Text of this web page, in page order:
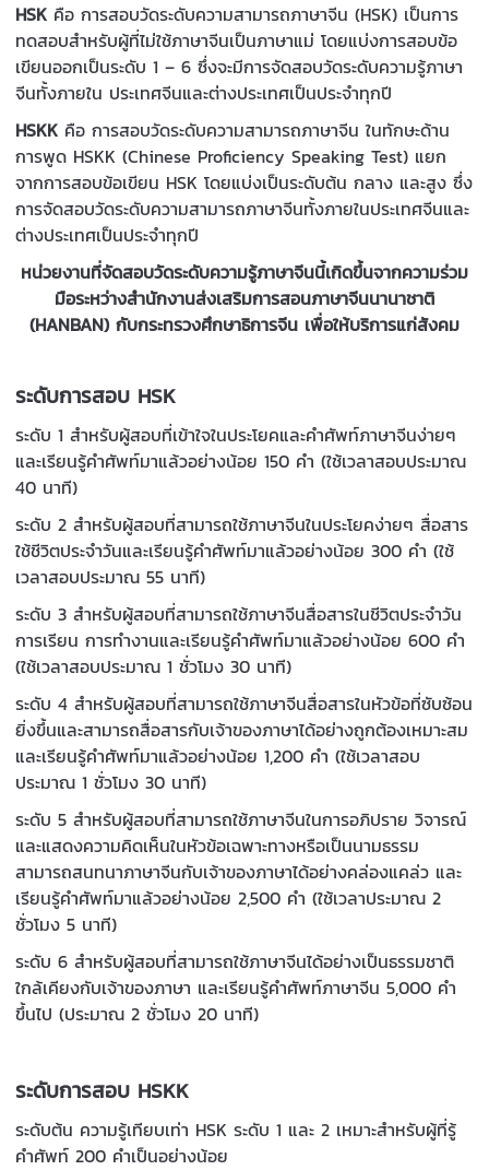
HSK คือ การสอบวัดระดับความสามารถภาษาจีน (HSK) เป็นการ
ทดสอบสำหรับผู้ที่ไม่ใช้ภาษาจีนเป็นภาษาแม่ โดยแบ่งการสอบข้อ
เขียนออกเป็นระดับ 1 – 6 ซึ่งจะมีการจัดสอบวัดระดับความรู้ภาษา
จีนทั้งภายใน ประเทศจีนและต่างประเทศเป็นประจำทุกปี
HSKK คือ การสอบวัดระดับความสามารถภาษาจีน ในทักษะด้าน
การพูด HSKK (Chinese Proficiency Speaking Test) แยก
จากการสอบข้อเขียน HSK โดยแบ่งเป็นระดับต้น กลาง และสูง ซึ่ง
การจัดสอบวัดระดับความสามารถภาษาจีนทั้งภายในประเทศจีนและ
ต่างประเทศเป็นประจำทุกปี
หน่วยงานที่จัดสอบวัดระดับความรู้ภาษาจีนนี้เกิดขึ้นจากความร่วม
มือระหว่างสำนักงานส่งเสริมการสอนภาษาจีนนานาชาติ
(HANBAN) กับกระทรวงศึกษาธิการจีน เพื่อให้บริการแก่สังคม
ระดับการสอบ HSK
ระดับ 1 สำหรับผู้สอบที่เข้าใจในประโยคและคำศัพท์ภาษาจีนง่ายๆ
และเรียนรู้คำศัพท์มาแล้วอย่างน้อย 150 คำ (ใช้เวลาสอบประมาณ
40 นาที)
ระดับ 2 สำหรับผู้สอบที่สามารถใช้ภาษาจีนในประโยคง่ายๆ สื่อสาร
ใช้ชีวิตประจำวันและเรียนรู้คำศัพท์มาแล้วอย่างน้อย 300 คำ (ใช้
เวลาสอบประมาณ 55 นาที)
ระดับ 3 สำหรับผู้สอบที่สามารถใช้ภาษาจีนสื่อสารในชีวิตประจำวัน
การเรียน การทำงานและเรียนรู้คำศัพท์มาแล้วอย่างน้อย 600 คำ
(ใช้เวลาสอบประมาณ 1 ชั่วโมง 30 นาที)
ระดับ 4 สำหรับผู้สอบที่สามารถใช้ภาษาจีนสื่อสารในหัวข้อที่ซับซ้อน
ยิ่งขึ้นและสามารถสื่อสารกับเจ้าของภาษาได้อย่างถูกต้องเหมาะสม
และเรียนรู้คำศัพท์มาแล้วอย่างน้อย 1,200 คำ (ใช้เวลาสอบ
ประมาณ 1 ชั่วโมง 30 นาที)
ระดับ 5 สำหรับผู้สอบที่สามารถใช้ภาษาจีนในการอภิปราย วิจารณ์
และแสดงความคิดเห็นในหัวข้อเฉพาะทางหรือเป็นนามธรรม
สามารถสนทนาภาษาจีนกับเจ้าของภาษาได้อย่างคล่องแคล่ว และ
เรียนรู้คำศัพท์มาแล้วอย่างน้อย 2,500 คำ (ใช้เวลาประมาณ 2
ชั่วโมง 5 นาที)
ระดับ 6 สำหรับผู้สอบที่สามารถใช้ภาษาจีนได้อย่างเป็นธรรมชาติ
ใกล้เคียงกับเจ้าของภาษา และเรียนรู้คำศัพท์ภาษาจีน 5,000 คำ
ขึ้นไป (ประมาณ 2 ชั่วโมง 20 นาที)
ระดับการสอบ HSKK
ระดับต้น ความรู้เทียบเท่า HSK ระดับ 1 และ 2 เหมาะสำหรับผู้ที่รู้
คำศัพท์ 200 คำเป็นอย่างน้อย